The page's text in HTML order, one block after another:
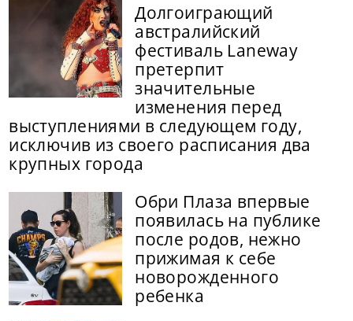
Долгоиграющий
австралийский
фестиваль Laneway
претерпит
значительные
изменения перед
выступлениями в следующем году,
исключив из своего расписания два
крупных города
Обри Плаза впервые
появилась на публике
после родов, нежно
прижимая к себе
новорожденного
ребенка